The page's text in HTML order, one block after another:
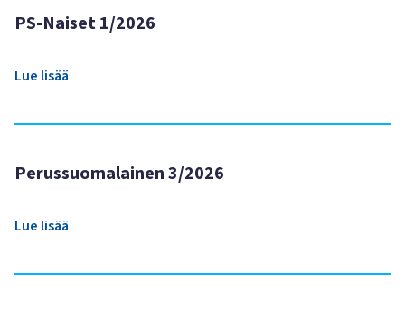
PS-Naiset 1/2026
Lue lisää
Perussuomalainen 3/2026
Lue lisää